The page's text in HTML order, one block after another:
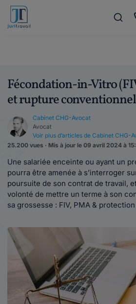
Fécondation-in-Vitro
et rupture
Cabinet CHG-Avocat
Avocat
Voir plus d’articles de Cabinet CHG-
25.200 vues · Mis à jour le 09 avril 2024 à
Une salariée enceinte ou ayant un
pourra être amenée à s’interroger
poursuite de son contrat de travail,
volonté de mettre un terme à son
sa grossesse : FIV, PMA &